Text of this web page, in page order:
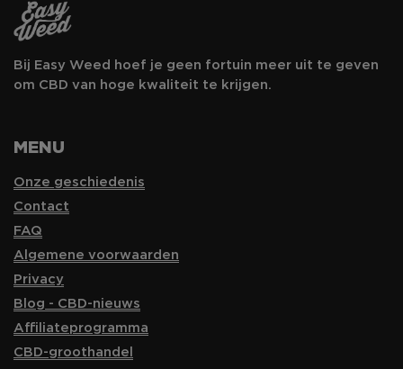
Bij Easy Weed hoef je geen fortuin meer uit te geven
om CBD van hoge kwaliteit te krijgen.
MENU
Onze geschiedenis
Contact
FAQ
Algemene voorwaarden
Privacy
Blog - CBD-nieuws
Affiliateprogramma
CBD-groothandel